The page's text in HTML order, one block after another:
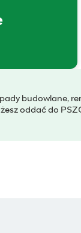
budowlane,
oddać do